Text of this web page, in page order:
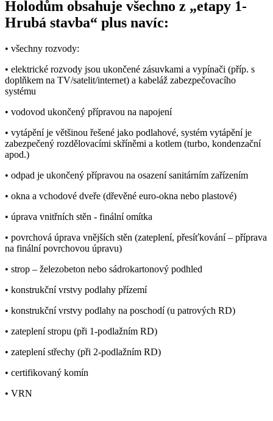
Holodům obsahuje všechno z „etapy 1-
Hrubá stavba“ plus navíc:
• všechny rozvody:
• elektrické rozvody jsou ukončené zásuvkami a vypínači (příp. s
doplňkem na TV/satelit/internet) a kabeláž zabezpečovacího
systému
• vodovod ukončený přípravou na napojení
• vytápění je většinou řešené jako podlahové, systém vytápění je
zabezpečený rozdělovacími skříněmi a kotlem (turbo, kondenzační
apod.)
• odpad je ukončený přípravou na osazení sanitárním zařízením
• okna a vchodové dveře (dřevěné euro-okna nebo plastové)
• úprava vnitřních stěn - finální omítka
• povrchová úprava vnějších stěn (zateplení, přesíťkování – příprava
na finální povrchovou úpravu)
• strop – železobeton nebo sádrokartonový podhled
• konstrukční vrstvy podlahy přízemí
• konstrukční vrstvy podlahy na poschodí (u patrových RD)
• zateplení stropu (při 1-podlažním RD)
• zateplení střechy (při 2-podlažním RD)
• certifikovaný komín
• VRN